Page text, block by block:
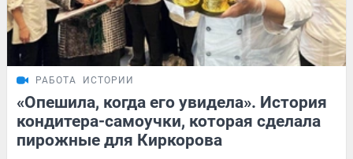
РАБОТА ИСТОРИИ
«Опешила, когда его увидела». История
кондитера-самоучки, которая сделала
пирожные для Киркорова